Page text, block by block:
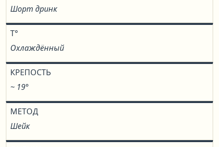
Шорт дринк
T°
Охлаждённый
КРЕПОСТЬ
~ 19°
МЕТОД
Шейк